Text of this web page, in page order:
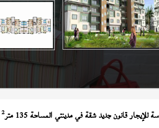
للإيجار قانون جديد شقة في مدينتي المساحة 135 متر 2